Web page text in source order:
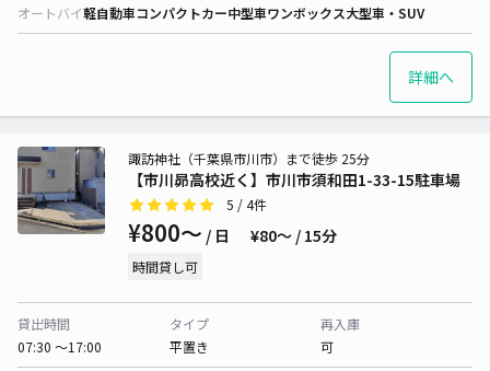
オートバイ軽自動車コンパクトカー中型車ワンボックス大型車・SUV
詳細へ
【市川昴高校近く】市川市須和田1-33-15駐車場
諏訪神社（千葉県市川市）まで徒歩 25分
5 / 4件
¥800〜 / 日 ¥80〜 / 15分
時間貸し可
貸出時間
07:30 〜17:00
タイプ
平置き
再入庫
可